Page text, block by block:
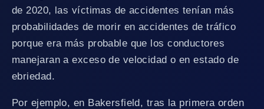
de 2020, las víctimas de accidentes tenían más
probabilidades de morir en accidentes de tráfico
porque era más probable que los conductores
manejaran a exceso de velocidad o en estado de
ebriedad.
Por ejemplo, en Bakersfield, tras la primera orden